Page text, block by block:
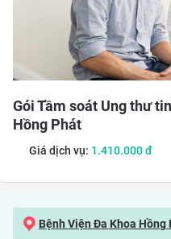
Gói Tầm soát Ung thư
Hồng Phát
Giá dịch vụ: 1.410.000đ
Bệnh Viện Đa Khoa Hồng